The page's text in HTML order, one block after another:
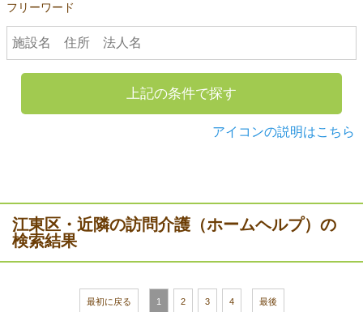
フリーワード
上記の条件で探す
アイコンの説明はこちら
江東区・近隣の訪問介護（ホームヘルプ）の
検索結果
最初に戻る 1 2 3 4 最後